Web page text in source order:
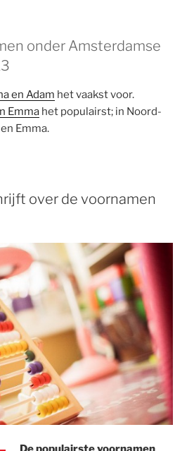
onder Amsterdamse
en Adam het vaakst voor.
Emma het populairst; in Noord-
Emma.
over de voornamen